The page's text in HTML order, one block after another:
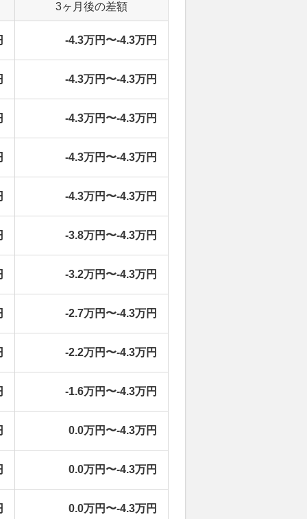
3ヶ月後の差額
-4.3万円〜-4.3万円
-4.3万円〜-4.3万円
-4.3万円〜-4.3万円
-4.3万円〜-4.3万円
-4.3万円〜-4.3万円
-3.8万円〜-4.3万円
-3.2万円〜-4.3万円
-2.7万円〜-4.3万円
-2.2万円〜-4.3万円
-1.6万円〜-4.3万円
0.0万円〜-4.3万円
0.0万円〜-4.3万円
0.0万円〜-4.3万円